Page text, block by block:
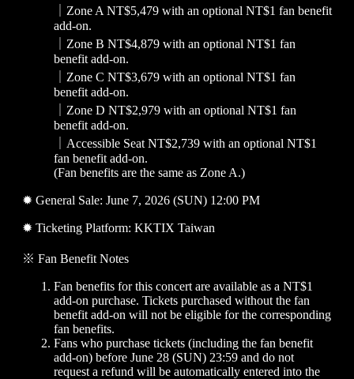
｜Zone A NT$5,479 with an optional NT$1 fan benefit
add-on.
｜Zone B NT$4,879 with an optional NT$1 fan
benefit add-on.
｜Zone C NT$3,679 with an optional NT$1 fan
benefit add-on.
｜Zone D NT$2,979 with an optional NT$1 fan
benefit add-on.
｜Accessible Seat NT$2,739 with an optional NT$1
fan benefit add-on.
(Fan benefits are the same as Zone A.)
✹ General Sale: June 7, 2026 (SUN) 12:00 PM
✹ Ticketing Platform: KKTIX Taiwan
※ Fan Benefit Notes
Fan benefits for this concert are available as a NT$1
add-on purchase. Tickets purchased without the fan
benefit add-on will not be eligible for the corresponding
fan benefits.
Fans who purchase tickets (including the fan benefit
add-on) before June 28 (SUN) 23:59 and do not
request a refund will be automatically entered into the